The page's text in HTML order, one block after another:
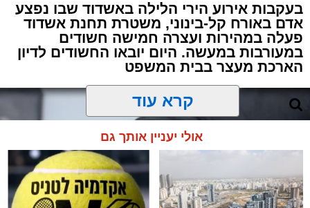
בעקבות אירוע הירי הלילה באשדוד שבו נפצע
אדם באורח קל-בינוני, משטרת תחנת אשדוד
פעלה במהירות ועצרה חמישה חשודים
במעורבות במעשה. היום יובאו החשודים לדיון
הארכת מעצר בבית המשפט
קרא עוד
אולי יעניין אותך גם